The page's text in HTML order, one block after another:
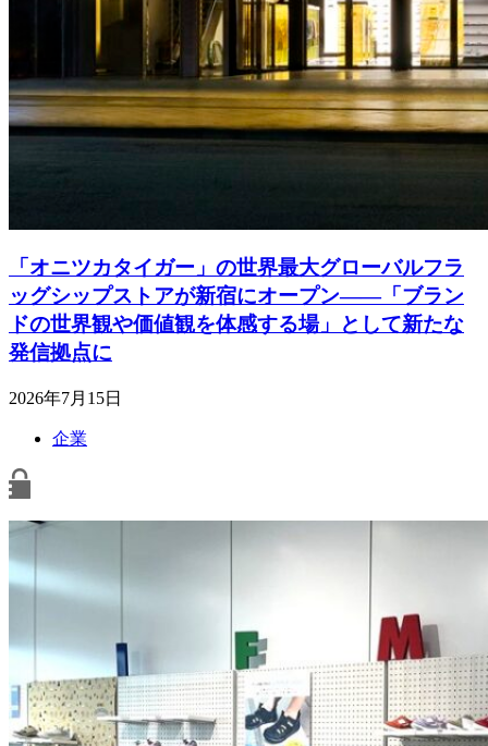
「オニツカタイガー」の世界最大グローバルフラ
ッグシップストアが新宿にオープン――「ブラン
ドの世界観や価値観を体感する場」として新たな
発信拠点に
2026年7月15日
企業